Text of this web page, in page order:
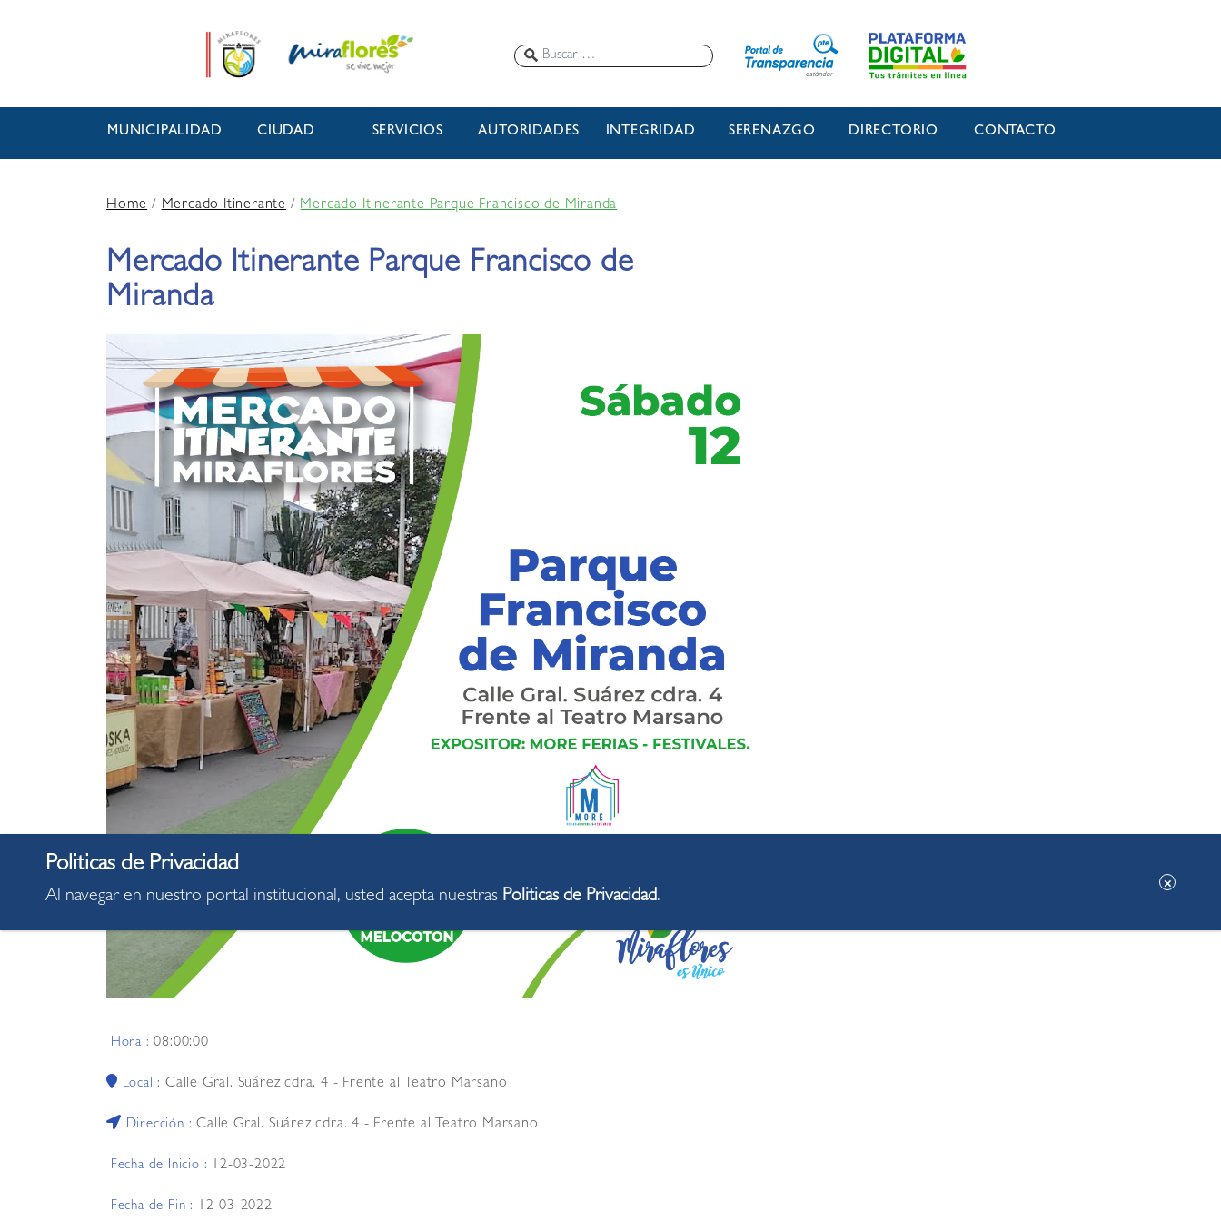
MUNICIPALIDAD CIUDAD SERVICIOS AUTORIDADES INTEGRIDAD SERENAZGO DIRECTORIO CONTACTO
Home/Mercado Itinerante /Mercado Itinerante Parque Francisco de Miranda
Mercado Itinerante Parque Francisco de
Miranda
Hora :08:00:00
Local :Calle Gral. Suárez cdra. 4 - Frente al Teatro Marsano
Dirección :Calle Gral. Suárez cdra. 4 - Frente al Teatro Marsano
Fecha de Inicio : 12-03-2022
Fecha de Fin : 12-03-2022
Al navegar en nuestro portal institucional, usted acepta nuestras Politicas de Privacidad.